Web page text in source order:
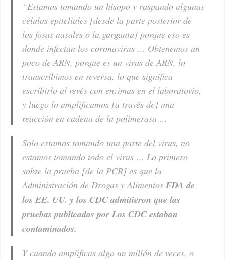
“Estamos tomando un hisopo y raspando algunas
células epiteliales [desde la parte posterior de
los fosas nasales o la garganta] porque eso es
donde infectan los coronavirus … Obtenemos un
poco de ARN, porque es un virus de ARN, lo
transcribimos en reversa, lo que significa
escribirlo al revés con enzimas en el laboratorio,
y luego lo amplificamos [a través de] una
reacción en cadena de la polimerasa …
Solo estamos tomando una parte del virus, no
estamos tomando todo el virus … Lo primero
sobre la prueba [de la PCR] es que la
Administración de Drogas y Alimentos FDA de
los EE. UU. y los CDC admitieron que las
pruebas publicadas por Los CDC estaban
contaminados.
Y cuando amplificas algo un millón de veces, o